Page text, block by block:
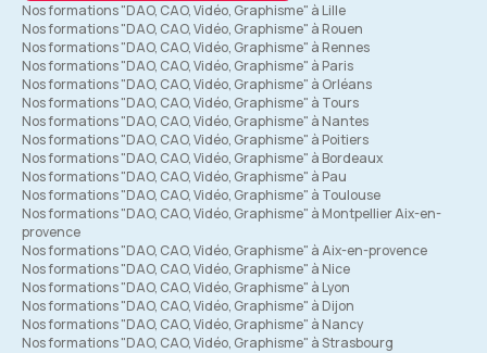
Nos formations "DAO, CAO, Vidéo, Graphisme" à Lille
Nos formations "DAO, CAO, Vidéo, Graphisme" à Rouen
Nos formations "DAO, CAO, Vidéo, Graphisme" à Rennes
Nos formations "DAO, CAO, Vidéo, Graphisme" à Paris
Nos formations "DAO, CAO, Vidéo, Graphisme" à Orléans
Nos formations "DAO, CAO, Vidéo, Graphisme" à Tours
Nos formations "DAO, CAO, Vidéo, Graphisme" à Nantes
Nos formations "DAO, CAO, Vidéo, Graphisme" à Poitiers
Nos formations "DAO, CAO, Vidéo, Graphisme" à Bordeaux
Nos formations "DAO, CAO, Vidéo, Graphisme" à Pau
Nos formations "DAO, CAO, Vidéo, Graphisme" à Toulouse
Nos formations "DAO, CAO, Vidéo, Graphisme" à Montpellier Aix-en-
provence
Nos formations "DAO, CAO, Vidéo, Graphisme" à Aix-en-provence
Nos formations "DAO, CAO, Vidéo, Graphisme" à Nice
Nos formations "DAO, CAO, Vidéo, Graphisme" à Lyon
Nos formations "DAO, CAO, Vidéo, Graphisme" à Dijon
Nos formations "DAO, CAO, Vidéo, Graphisme" à Nancy
Nos formations "DAO, CAO, Vidéo, Graphisme" à Strasbourg